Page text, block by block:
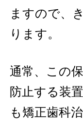
ますので、
ります。
通常、この
防止する装
も矯正歯科